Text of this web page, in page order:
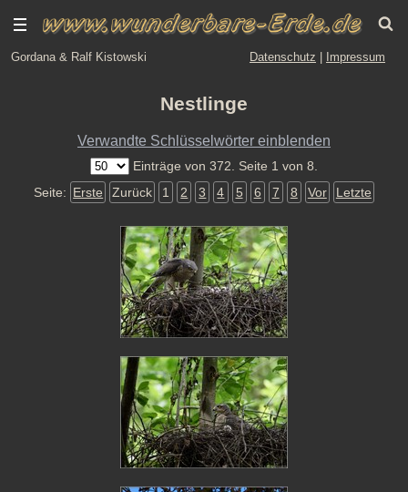
Gordana & Ralf Kistowski Datenschutz Impressum
Nestlinge
Verwandte Schlüsselwörter einblenden
Einträge von 372. Seite 1 von 8.
Seite: Erste Zurück 1 2 3 4 5 6 7 8 Vor Letzte